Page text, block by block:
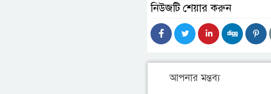
নিউজটি শেয়ার করুন
আপনার মন্তব্য